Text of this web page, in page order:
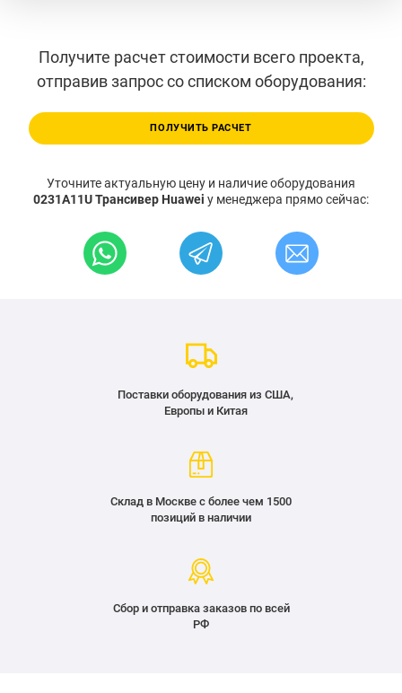
Получите расчет стоимости всего проекта,
отправив запрос со списком оборудования:
ПОЛУЧИТЬ РАСЧЕТ
Уточните актуальную цену и наличие оборудования
0231A11U Трансивер Huawei у менеджера прямо сейчас:
Поставки оборудования из США,
Европы и Китая
Склад в Москве с более чем 1500
позиций в наличии
Сбор и отправка заказов по всей
РФ